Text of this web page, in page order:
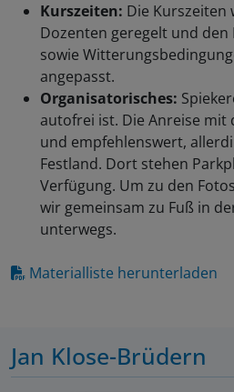
Kurszeiten: Die Kurszeiten
Dozenten geregelt und
sowie
angepasst.
Organisatorisches:
autofrei ist. Die Anreise mit
und empfehlenswert,
Festland. Dort stehen
Verfügung. Um zu den
wir gemeinsam zu Fuß in
unterwegs.
Materialliste herunterladen
Jan Klose-Brüdern